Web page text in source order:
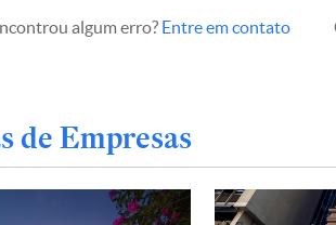
algum erro? Entre em contato
de Empresas